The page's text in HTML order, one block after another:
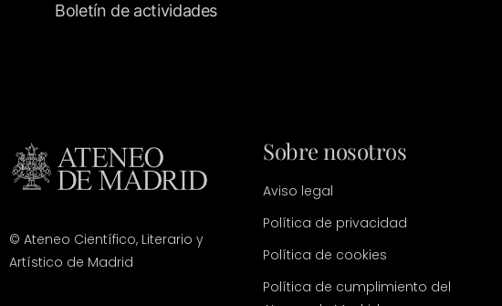
Boletín de actividades
© Ateneo Científico, Literario y
Artístico de Madrid
Sobre nosotros
Aviso legal
Política de privacidad
Política de cookies
Política de cumplimiento del